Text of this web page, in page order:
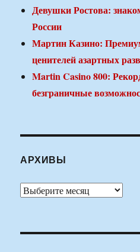
Девушки Ростова:
России
Мартин Казино:
ценителей азартных
Martin Casino 800:
безграничные
АРХИВЫ
Архивы